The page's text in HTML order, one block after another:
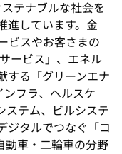
テナブルな社会を
進しています。金
ビスやお客さまの
ービス」、エネル
する「グリーンエナ
フラ、ヘルスケ
ステム、ビルシステ
ジタルでつなぐ「コ
動車・二輪車の分野